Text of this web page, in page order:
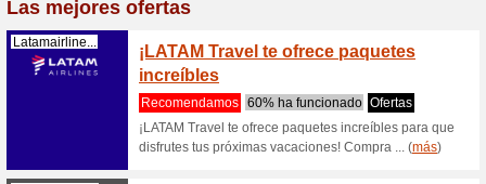
Tiendas Cupones